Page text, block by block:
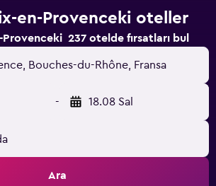
en-Provenceki oteller
Provenceki 237 otelde fırsatları bul
Bouches-du-Rhône, Fransa
- 18.08 Sal
Ara